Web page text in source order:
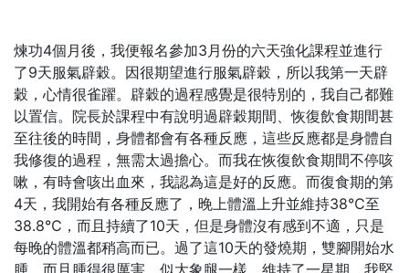
煉功4個月後，我便報名參加3月份的六天強化課程並進行
了9天服氣辟穀。因很期望進行服氣辟穀，所以我第一天辟
穀，心情很雀躍。辟穀的過程感覺是很特別的，我自己都難
以置信。院長於課程中有說明過辟穀期間、恢復飲食期間甚
至往後的時間，身體都會有各種反應，這些反應都是身體自
我修復的過程，無需太過擔心。而我在恢復飲食期間不停咳
嗽，有時會咳出血來，我認為這是好的反應。而復食期的第
4天，我開始有各種反應了，晚上體溫上升並維持38℃至
38.8℃，而且持續了10天，但是身體沒有感到不適，只是
每晚的體溫都稍高而已。過了這10天的發燒期，雙腳開始水